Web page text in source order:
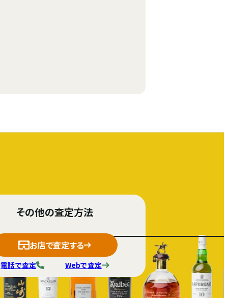
その他の査定方法
お店で査定する
Webで査定
電話で査定